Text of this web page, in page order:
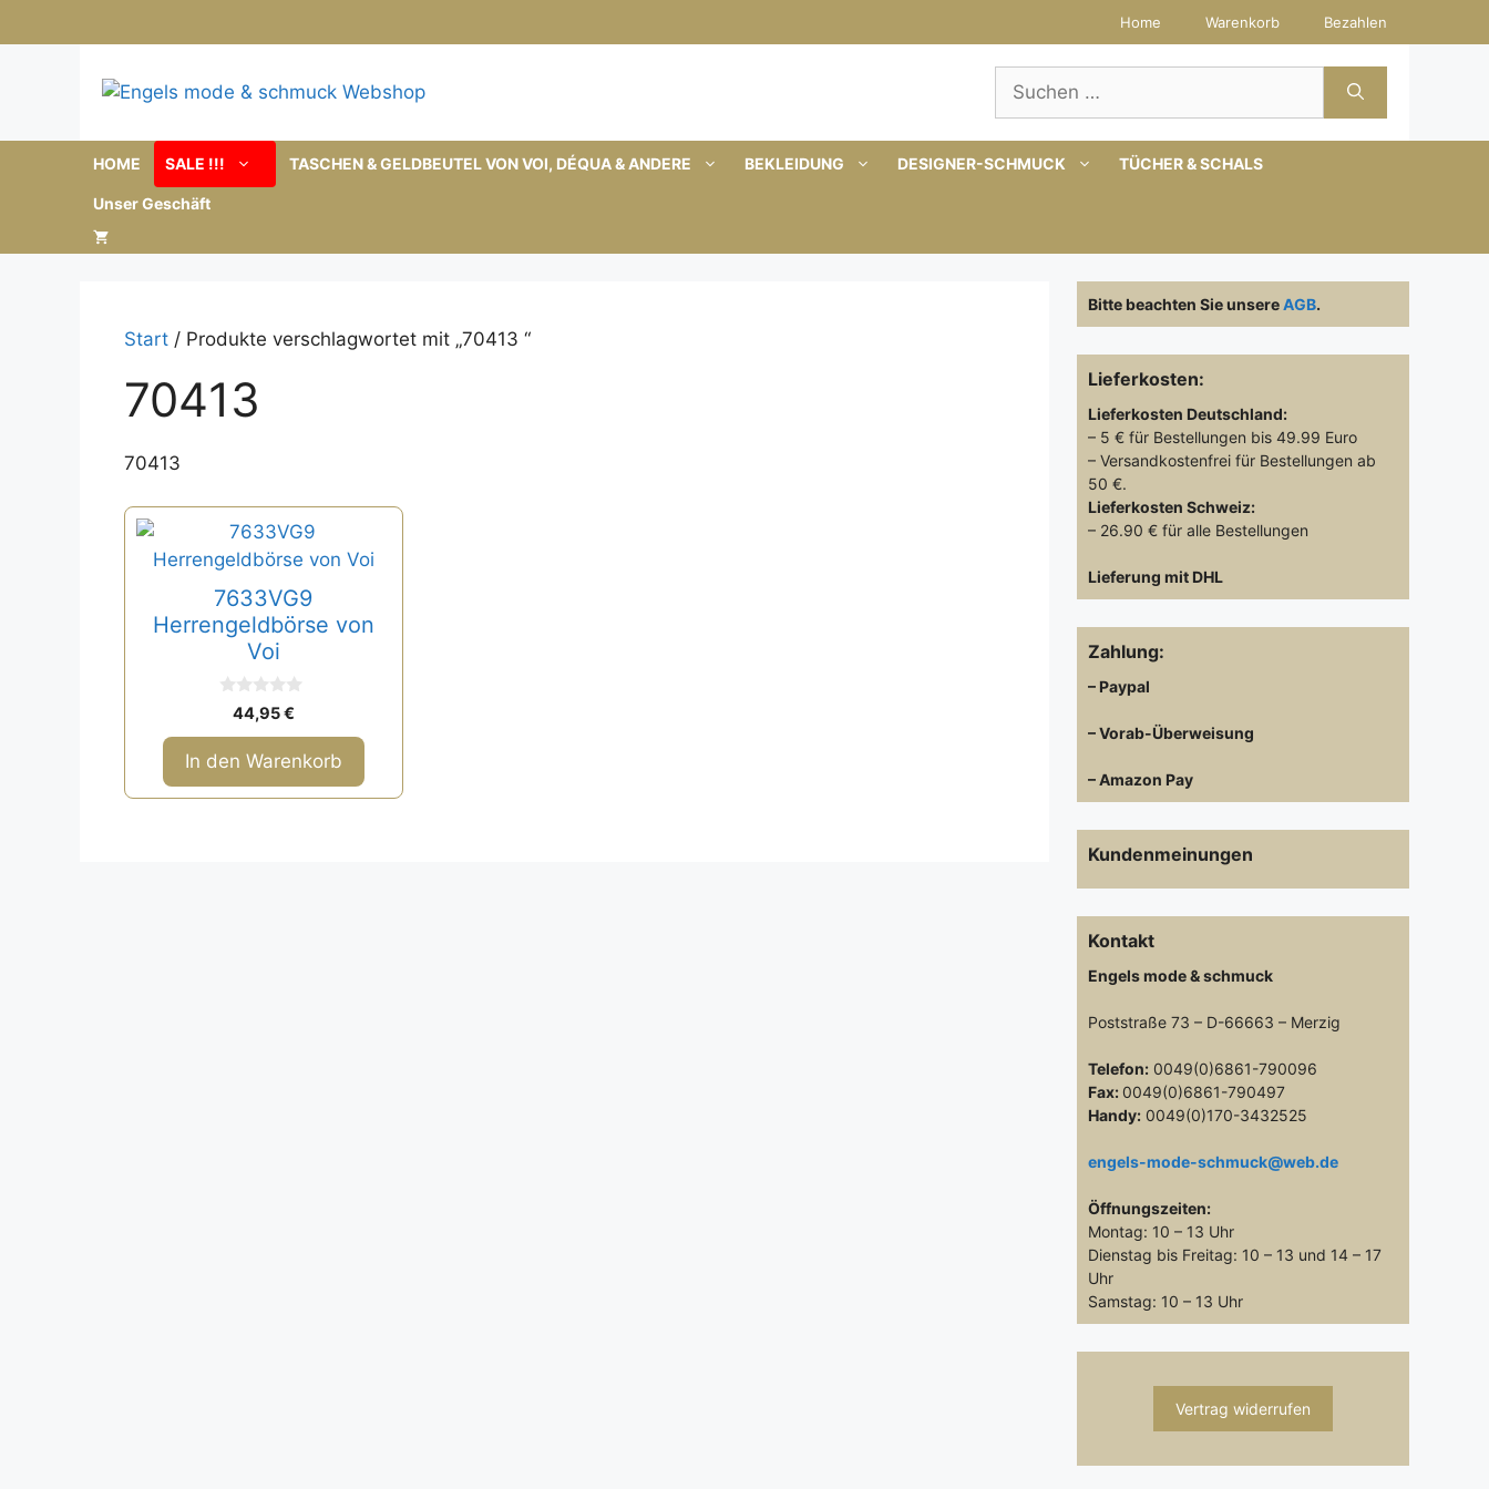
Inhalt
Home Warenkorb Bezahlen
Suchen
nach:
HOME SALE !!! TASCHEN & GELDBEUTEL VON VOI, DÉQUA & ANDERE BEKLEIDUNG DESIGNER-SCHMUCK TÜCHER & SCHALS
Unser Geschäft
Start / Produkte verschlagwortet mit „70413 “
70413
70413
7633VG9
Herrengeldbörse von
Voi
o
n
5
44,95€
In den Warenkorb
Bitte beachten Sie unsereAGB.
Lieferkosten:
Lieferkosten Deutschland:
– 5 € für Bestellungen bis 49.99 Euro
– Versandkostenfrei für Bestellungen ab
50 €.
Lieferkosten Schweiz:
– 26.90 € für alle Bestellungen
Lieferung mit DHL
Zahlung:
– Paypal
– Vorab-Überweisung
– Amazon Pay
Kundenmeinungen
Kontakt
Engels mode & schmuck
Poststraße 73 – D-66663 – Merzig
Telefon: 0049(0)6861-790096
Fax: 0049(0)6861-790497
Handy: 0049(0)170-3432525
engels-mode-schmuck@web.de
Öffnungszeiten:
Montag: 10 – 13 Uhr
Dienstag bis Freitag: 10 – 13 und 14 – 17
Uhr
Samstag: 10 – 13 Uhr
Vertrag widerrufen